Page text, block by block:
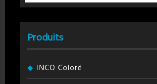
Produits
INCO Coloré